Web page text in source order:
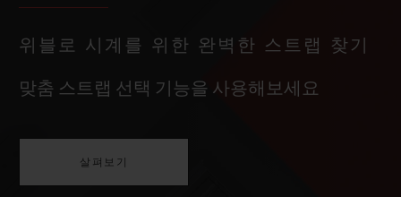
위블로 시계를 위한 완벽한 스트랩 찾기
맞춤 스트랩 선택 기능을 사용해보세요
살펴보기